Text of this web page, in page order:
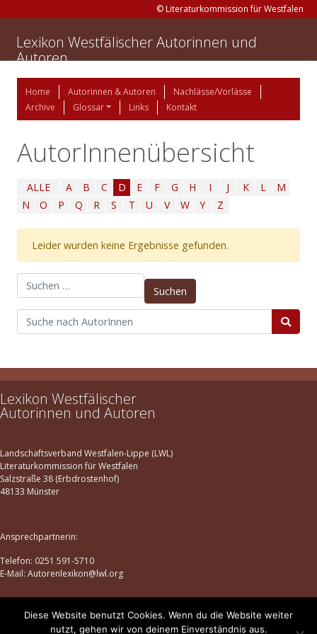
© Literaturkommission für Westfalen
Lexikon Westfälischer Autorinnen und
Autoren
Home Autorinnen & Autoren
Nachlässe/Vorlässe
Archive
Glossar Links Kontakt
AutorInnenübersicht
ALLE A B C D E F G H I J K L
M
N
O P Q R S T U V W Y Z
Leider wurden keine Ergebnisse gefunden.
Suchen nach:
Lexikon Westfälischer
Autorinnen und Autoren
Landschaftsverband Westfalen-Lippe (LWL)
Literaturkommission für Westfalen
Salzstraße 38 (Erbdrostenhof)
48133 Münster
Ansprechpartnerin:
Telefon: 0251 591-5710
E-Mail: Autorenlexikon@lwl.org
Datenschutz |Impressum
Diese Website benutzt Cookies. Wenn du die Website weiter
nutzt, gehen wir von deinem Einverständnis aus.